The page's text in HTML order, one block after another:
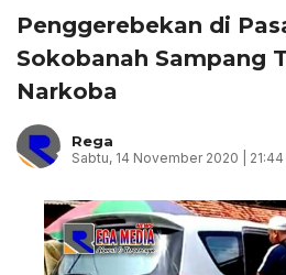
Penggerebekan di
Sokobanah Sampang
Narkoba
Rega
Sabtu, 14 November 2020 | 21:44